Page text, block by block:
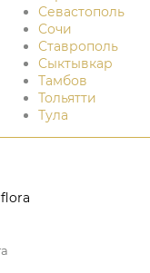
Севастополь
Сочи
Ставрополь
Сыктывкар
Тамбов
Тольятти
Тула